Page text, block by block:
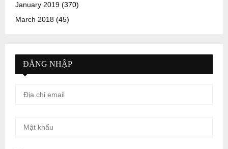
January 2019 (370)
March 2018 (45)
ĐĂNG NHẬP